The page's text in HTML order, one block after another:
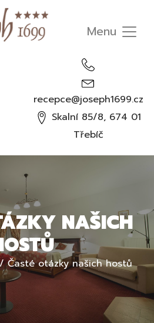
recepce@joseph1699.cz
Skalní 85/8, 674 01
Třebíč
NAŠICH
/ Časté otázky našich hostů